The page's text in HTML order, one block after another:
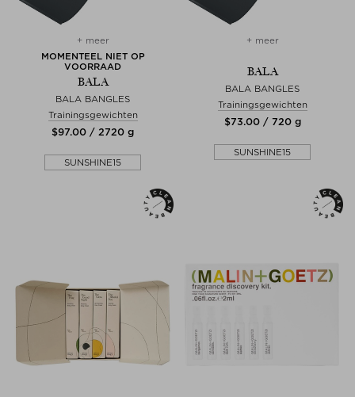
+ meer
MOMENTEEL NIET OP
VOORRAAD
BALA
BALA BANGLES
Trainingsgewichten
$‌97.00 / 2720 g
SUNSHINE15
+ meer
BALA
BALA BANGLES
Trainingsgewichten
$‌73.00 / 720 g
SUNSHINE15